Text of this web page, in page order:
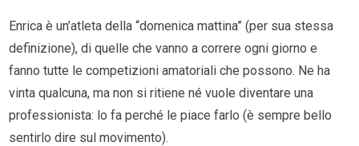
Enrica è un’atleta della “domenica mattina” (per sua stessa
definizione), di quelle che vanno a correre ogni giorno e
fanno tutte le competizioni amatoriali che possono. Ne ha
vinta qualcuna, ma non si ritiene né vuole diventare una
professionista: lo fa perché le piace farlo (è sempre bello
sentirlo dire sul movimento).